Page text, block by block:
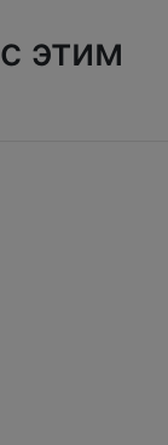
этим